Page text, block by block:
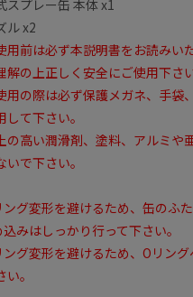
プレー缶 本体 x1
ル x2
前は必ず本説明書をお読みい
解の上正しく安全にご使用下さい
の際は必ず保護メガネ、手袋
て下さい。
高い潤滑剤、塗料、アルミや
で下さい。
グ変形を避けるため、缶のふ
みはしっかり行って下さい。
グ変形を避けるため、Oリン
。